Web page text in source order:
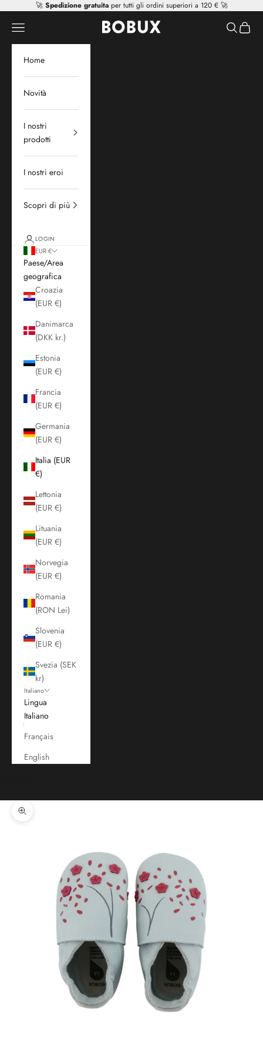
Vai al contenuto
🚀 Spedizione gratuitaper tutti gli ordini superiori a 120 € 🚀
Mr Tiggle - Distributor
Apri il menu di navigazione Mostra il
Home
Novità
I nostri
prodotti
I nostri eroi
Scopri di più
LOGIN
EUR €
Paese/Area
geografica
Croazia
(EUR €)
Danimarca
(DKK kr.)
Estonia
(EUR €)
Francia
(EUR €)
Germania
(EUR €)
Italia (EUR
€)
Lettonia
(EUR €)
Lituania
(EUR €)
Norvegia
(EUR €)
Romania
(RON Lei)
Slovenia
(EUR €)
Svezia (SEK
kr)
Italiano
Lingua
Italiano
Français
English
Ingrandisci immagine